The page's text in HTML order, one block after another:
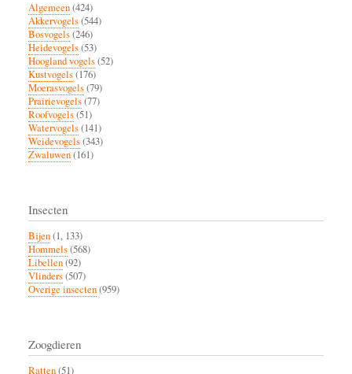
Algemeen(424)
Akkervogels(544)
Bosvogels(246)
Heidevogels(53)
Hoogland vogels(52)
Kustvogels(176)
Moerasvogels(79)
Prairievogels(77)
Roofvogels(51)
Watervogels(141)
Weidevogels(343)
Zwaluwen(161)
Insecten
Bijen(1, 133)
Hommels(568)
Libellen(92)
Vlinders(507)
Overige insecten(959)
Zoogdieren
Ratten(51)